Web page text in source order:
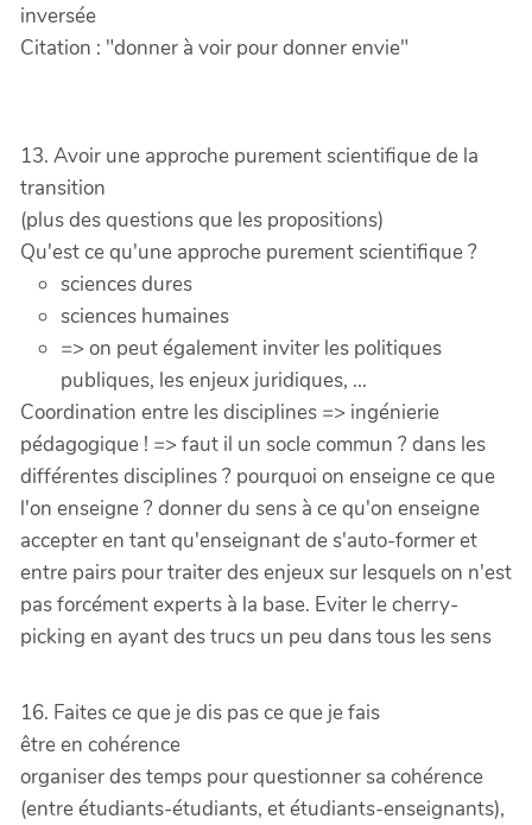
inversée
Citation : "donner à voir pour donner envie"
13. Avoir une approche purement scientifique de la
transition
(plus des questions que les propositions)
Qu'est ce qu'une approche purement scientifique ?
sciences dures
sciences humaines
=> on peut également inviter les politiques
publiques, les enjeux juridiques, ...
Coordination entre les disciplines => ingénierie
pédagogique ! => faut il un socle commun ? dans les
différentes disciplines ? pourquoi on enseigne ce que
l'on enseigne ? donner du sens à ce qu'on enseigne
accepter en tant qu'enseignant de s'auto-former et
entre pairs pour traiter des enjeux sur lesquels on n'est
pas forcément experts à la base. Eviter le cherry-
picking en ayant des trucs un peu dans tous les sens
16. Faites ce que je dis pas ce que je fais
être en cohérence
organiser des temps pour questionner sa cohérence
(entre étudiants-étudiants, et étudiants-enseignants),